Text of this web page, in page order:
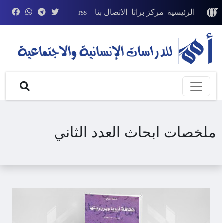
الرئيسية مركز براثا الاتصال بنا rss
ملخصات ابحاث العدد الثاني